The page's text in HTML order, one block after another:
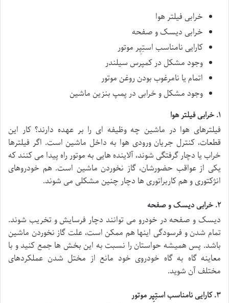
خرابی فیلتر هوا
خرابی دیسک و صفحه
کارایی نامناسب استِپِر موتور
وجود مشکل در کمپرس سیلندر
اتمام یا نامرغوب بودن روغن موتور
وجود مشکل و خرابی در پمپ بنزین ماشین
۱. خرابی فیلتر هوا
فیلترهای هوا در ماشین چه وظیفه ای را بر عهده دارند؟ کار این
قطعات، کنترل جریان ورودی هوا به داخل ماشین است. اگر فیلترها
خراب یا دچار گرفتگی شوند، آلاینده هایی به موتور راه پیدا می کنند که
یکی از عواقب حضورشان، گاز نخوردن ماشین است. هم خودروهای
انژکتوری و هم کاربراتوری ها دچار چنین مشکلی می شوند.
۲. خرابی دیسک و صفحه
دیسک و صفحه در خودرو می توانند دچار فرسایش و تخریب شوند.
تمام شدن و فرسودگی اینها هم ممکن است، علت گاز نخوردن ماشین
باشد. پس همیشه حواستان را نسبت به این بخش ها جمع کنید و با
معاینه گاه به گاه خودروی خود مانع از مختل شدن عملکردهای
مختلف آن شوید.
۳. کارایی نامناسب استِپِر موتور